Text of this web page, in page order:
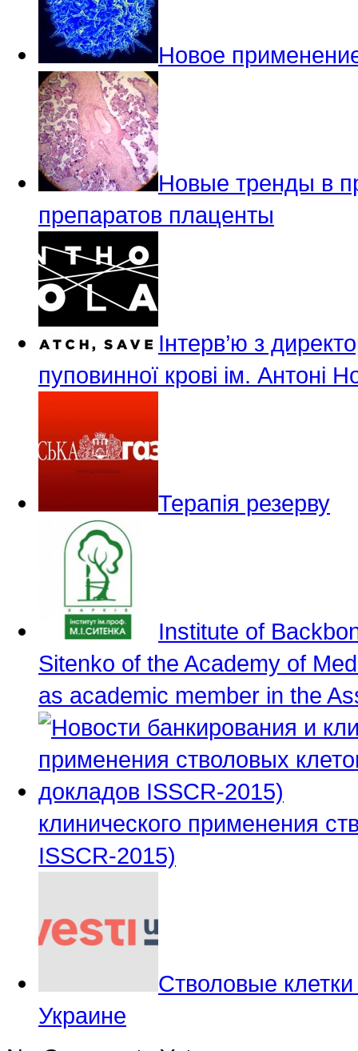
Новое
Новые тренды в
препаратов плаценты
Інтерв’ю з
пуповинної крові ім. Антоні
Терапія резерву
Institute of
Sitenko of the Academy of
as academic member in the
клинического применения
ISSCR-2015)
Стволовые
Украине